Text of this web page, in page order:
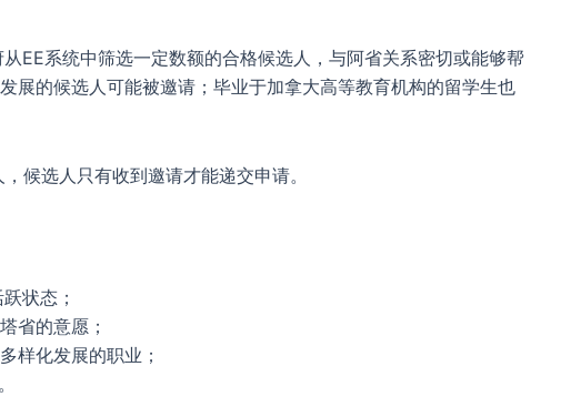
EE系统中筛选一定数额的合格候选人，与阿省关系密切或能够帮
展的候选人可能被邀请；毕业于加拿大高等教育机构的留学生也
候选人只有收到邀请才能递交申请。
状态；
省的意愿；
样化发展的职业；